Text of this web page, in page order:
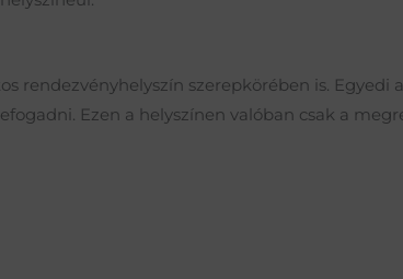
rendezvényhelyszín szerepkörében is. Egyedi
Ezen a helyszínen valóban csak a